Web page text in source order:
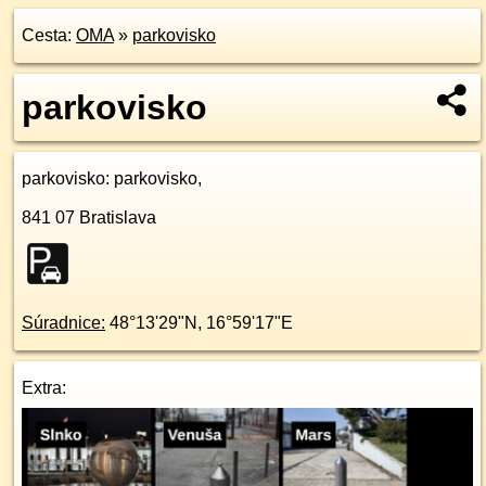
Cesta: OMA» parkovisko
parkovisko
parkovisko: parkovisko,
841 07 Bratislava
Súradnice: 48°13'29"N , 16°59'17"E
Extra: